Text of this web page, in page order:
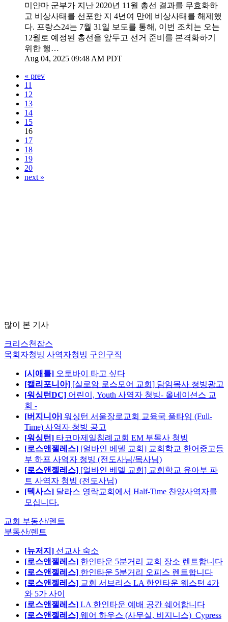
미얀마 군부가 지난 2020년 11월 총선 결과를 무효화하
고 비상사태를 선포한 지 4년여 만에 비상사태를 해제했
다. 프랑스24는 7월 31일 보도를 통해, 이번 조치는 오는
12월로 예정된 총선을 앞두고 선거 준비를 본격화하기
위한 행…
Aug 04, 2025 09:48 AM PDT
« prev
11
12
13
14
15
16
17
18
19
20
next »
많이 본 기사
크리스천잡스
목회자청빙 사역자청빙 구인구직
[시애틀] 오토바이 타고 싶다
[캘리포니아] [실로암 로스모어 교회] 담임목사 청빙광고
[워싱턴DC] 어린이, Youth 사역자 청빙- 올네이션스 교
회 -
[버지니아] 워싱턴 서울장로교회 교육국 풀타임 (Full-
Time) 사역자 청빙 공고
[워싱턴] 타코마제일침례교회 EM 부목사 청빙
[로스앤젤레스] [얼바인 베델 교회] 교회학교 한어중고등
부 하프 사역자 청빙 (전도사님/목사님)
[로스앤젤레스] [얼바인 베델 교회] 교회학교 유아부 파
트 사역자 청빙 (전도사님)
[텍사스] 달라스 영락교회에서 Half-Time 찬양사역자를
모십니다.
교회 부동산/렌트
부동산/렌트
[뉴저지] 선교사 숙소
[로스앤젤레스] 한인타운 5분거리 교회 장소 렌트합니다
[로스앤젤레스] 한인타운 5분거리 오피스 렌트합니다
[로스앤젤레스] 교회 서브리스 LA 한인타운 웨스턴 4가
와 5가 사이
[로스앤젤레스] LA 한인타운 예배 공간 쉐어합니다
[로스앤젤레스] 웨어 하우스 (사무실, 비지니스)_Cypress